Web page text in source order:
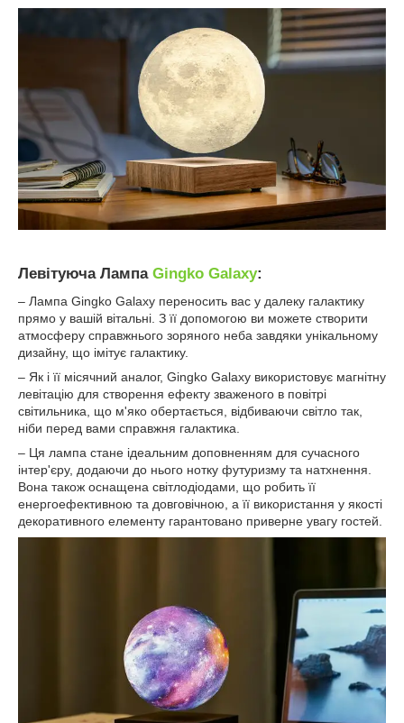
Левітуюча Лампа Gingko Galaxy:
– Лампа Gingko Galaxy переносить вас у далеку галактику
прямо у вашій вітальні. З її допомогою ви можете створити
атмосферу справжнього зоряного неба завдяки унікальному
дизайну, що імітує галактику.
– Як і її місячний аналог, Gingko Galaxy використовує магнітну
левітацію для створення ефекту зваженого в повітрі
світильника, що м'яко обертається, відбиваючи світло так,
ніби перед вами справжня галактика.
– Ця лампа стане ідеальним доповненням для сучасного
інтер'єру, додаючи до нього нотку футуризму та натхнення.
Вона також оснащена світлодіодами, що робить її
енергоефективною та довговічною, а її використання у якості
декоративного елементу гарантовано приверне увагу гостей.